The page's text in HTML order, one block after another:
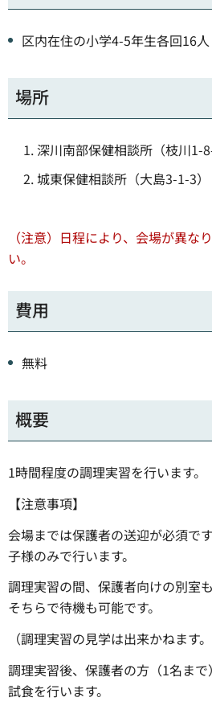
区内在住の小学4-5年生各回16人
場所
深川南部保健相談所（枝川1-
城東保健相談所（大島3-1-3）
（注意）日程により、会場が異な
い。
費用
無料
概要
1時間程度の調理実習を行います。
【注意事項】
会場までは保護者の送迎が必須で
子様のみで行います。
調理実習の間、保護者向けの別室
そちらで待機も可能です。
（調理実習の見学は出来かねます。
調理実習後、保護者の方（1名ま
試食を行います。